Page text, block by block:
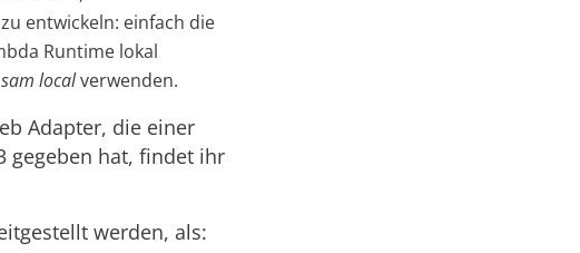
entwickeln: einfach die
Runtime lokal
sam localverwenden.
Adapter, die einer
gegeben hat, findet ihr
werden, als: